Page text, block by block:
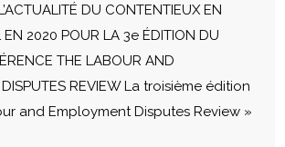
DU CONTENTIEUX EN
EN 2020 POUR LA 3e ÉDITION DU
THE LABOUR AND
DISPUTES REVIEW La troisième édition
and Employment Disputes Review »